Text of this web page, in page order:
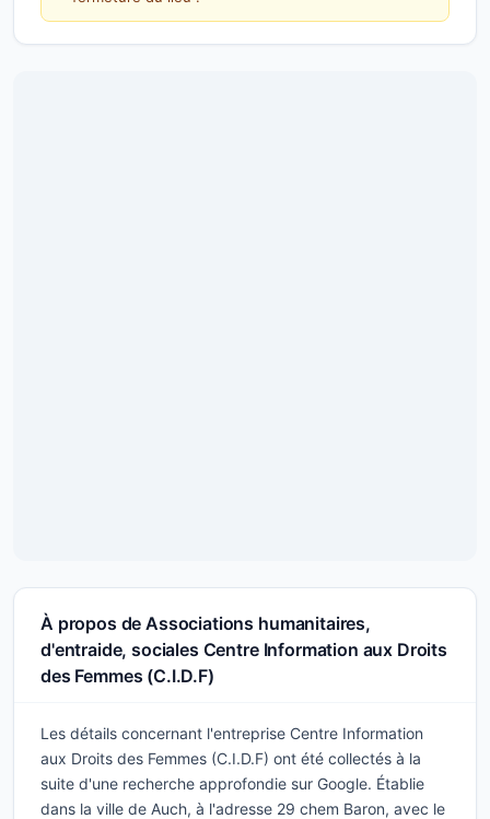
À propos de Associations humanitaires,
d'entraide, sociales Centre Information aux Droits
des Femmes (C.I.D.F)
Les détails concernant l'entreprise Centre Information
aux Droits des Femmes (C.I.D.F) ont été collectés à la
suite d'une recherche approfondie sur Google. Établie
dans la ville de Auch, à l'adresse 29 chem Baron, avec le